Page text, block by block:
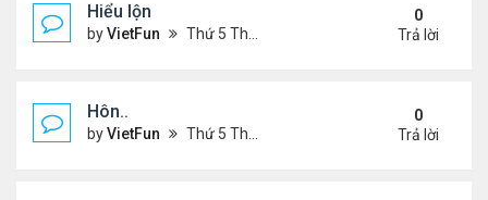
Hiểu lộn
byVietFun Thứ 5 Tháng 7 14, 2022 5:08 pm
0
Trả lời
Hôn..
byVietFun Thứ 5 Tháng 7 14, 2022 4:59 pm
0
Trả lời